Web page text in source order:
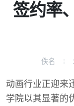
签约率
佚名
动画行业正迎来
学院以其显著的